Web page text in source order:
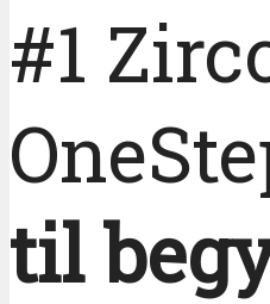
#1
til